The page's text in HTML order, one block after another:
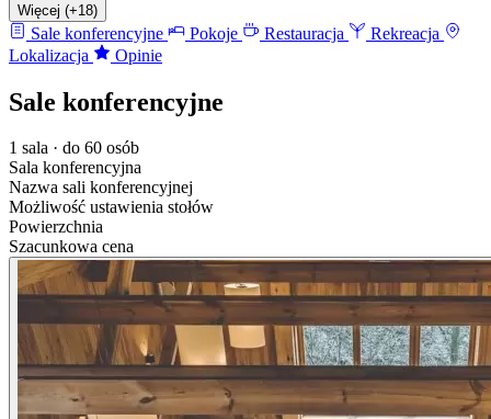
Więcej (+18)
Sale konferencyjne Pokoje Restauracja
Rekreacja
Lokalizacja
Opinie
Sale konferencyjne
1 sala · do 60 osób
Sala konferencyjna
Nazwa sali konferencyjnej
Możliwość ustawienia stołów
Powierzchnia
Szacunkowa cena